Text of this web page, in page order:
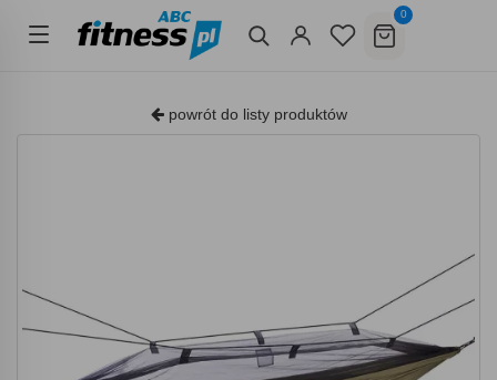
0
powrót do listy produktów